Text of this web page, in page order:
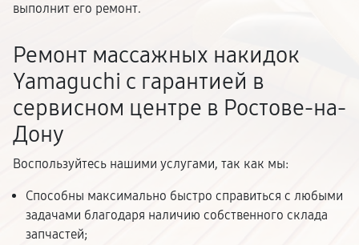
выполнит его ремонт.
Ремонт массажных накидок
Yamaguchi с гарантией в
сервисном центре в Ростове-на-
Дону
Воспользуйтесь нашими услугами, так как мы:
Способны максимально быстро справиться с любыми
задачами благодаря наличию собственного склада
запчастей;